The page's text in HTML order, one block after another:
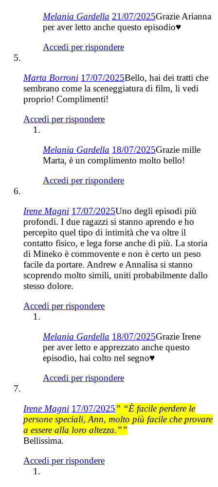
Melania Gardella 21/07/2025Grazie Arianna
per aver letto anche questo episodio♥️
Accedi per rispondere
Marta Borroni 17/07/2025Bello, hai dei tratti che
sembrano come la sceneggiatura di film, li vedi
proprio! Complimenti!
Accedi per rispondere
Melania Gardella 18/07/2025Grazie mille
Marta, è un complimento molto bello!
Accedi per rispondere
Irene Magni 17/07/2025Uno degli episodi più
profondi. I due ragazzi si stanno aprendo e ho
percepito quel tipo di intimità che va oltre il
contatto fisico, e lega forse anche di più. La storia
di Mineko è commovente e non è certo un peso
facile da portare. Andrew e Annalisa si stanno
scoprendo molto simili, uniti probabilmente dallo
stesso dolore.
Accedi per rispondere
Melania Gardella 18/07/2025Grazie Irene
per aver letto e apprezzato anche questo
episodio, hai colto nel segno♥️
Accedi per rispondere
Irene Magni 17/07/2025” “È facile perdere le
persone speciali, Ann, molto più facile che provare
a essere alla loro altezza.””
Bellissima.
Accedi per rispondere